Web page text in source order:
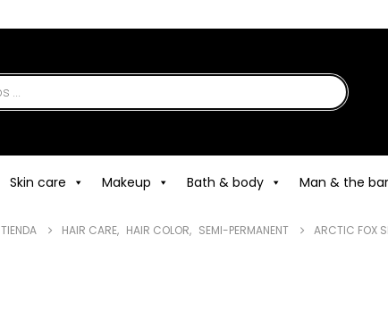
Skin care Makeup Bath & body Man & the
TIENDA HAIR CARE, HAIR COLOR, SEMI-PERMANENT ARCTIC FOX